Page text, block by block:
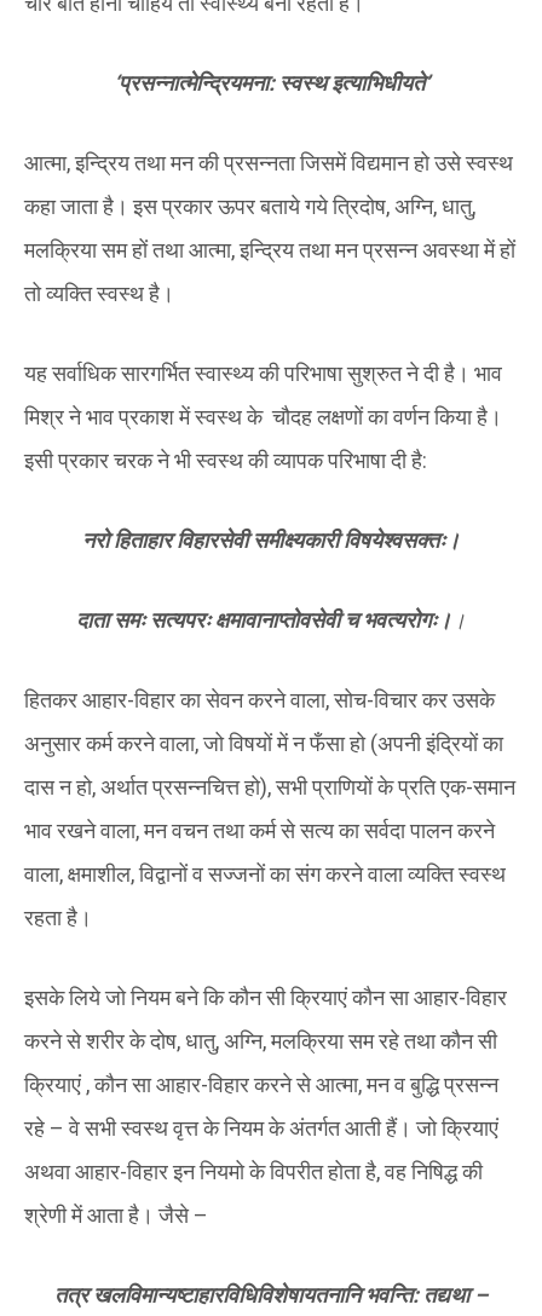
‘प्रसन्नात्मेन्द्रियमना: स्वस्थ इत्याभिधीयते’
आत्मा, इन्द्रिय तथा मन की प्रसन्नता जिसमें विद्यमान हो उसे स्वस्थ
कहा जाता है। इस प्रकार ऊपर बताये गये त्रिदोष, अग्नि, धातु,
मलक्रिया सम हों तथा आत्मा, इन्द्रिय तथा मन प्रसन्न अवस्था में हों
तो व्यक्ति स्वस्थ है।
यह सर्वाधिक सारगर्भित स्वास्थ्य की परिभाषा सुश्रुत ने दी है। भाव
मिश्र ने भाव प्रकाश में स्वस्थ के चौदह लक्षणों का वर्णन किया है।
इसी प्रकार चरक ने भी स्वस्थ की व्यापक परिभाषा दी है:
नरो हिताहार विहारसेवी समीक्ष्यकारी विषयेश्वसक्तः।
दाता समः सत्यपरः क्षमावानाप्तोवसेवी च भवत्यरोगः। ।
हितकर आहार-विहार का सेवन करने वाला, सोच-विचार कर उसके
अनुसार कर्म करने वाला, जो विषयों में न फँसा हो (अपनी इंद्रियों का
दास न हो, अर्थात प्रसन्नचित्त हो), सभी प्राणियों के प्रति एक-समान
भाव रखने वाला, मन वचन तथा कर्म से सत्य का सर्वदा पालन करने
वाला, क्षमाशील, विद्वानों व सज्जनों का संग करने वाला व्यक्ति स्वस्थ
रहता है।
इसके लिये जो नियम बने कि कौन सी क्रियाएं कौन सा आहार-विहार
करने से शरीर के दोष, धातु, अग्नि, मलक्रिया सम रहे तथा कौन सी
क्रियाएं , कौन सा आहार-विहार करने से आत्मा, मन व बुद्धि प्रसन्न
रहे – वे सभी स्वस्थ वृत्त के नियम के अंतर्गत आती हैं। जो क्रियाएं
अथवा आहार-विहार इन नियमो के विपरीत होता है, वह निषिद्ध की
श्रेणी में आता है। जैसे –
तत्र खलविमान्यष्टाहारविधिविशेषायतनानि भवन्ति: तद्यथा –